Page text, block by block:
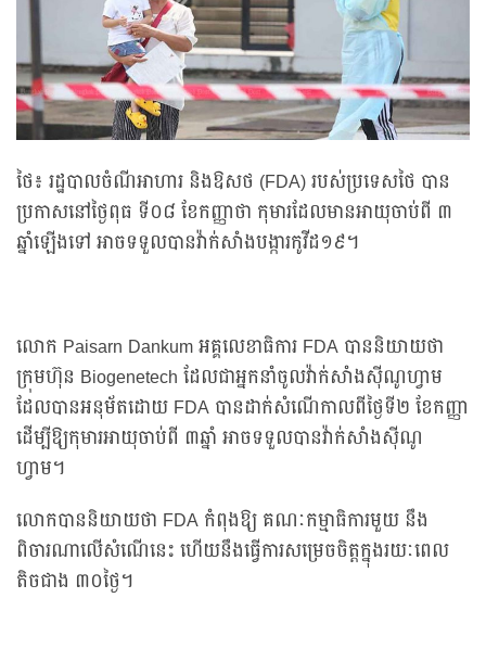
ថៃ៖ រដ្ឋបាលចំណីអាហារ និងឱសថ (FDA) របស់ប្រទេសថៃ បាន
ប្រកាសនៅថ្ងៃពុធ ទី០៨ ខែកញ្ញាថា កុមារដែលមានអាយុចាប់ពី ៣
ឆ្នាំឡើងទៅ អាចទទួលបានវ៉ាក់សាំងបង្ការកូវីដ១៩។
លោក Paisarn Dankum អគ្គលេខាធិការ FDA បាននិយាយថា
ក្រុមហ៊ុន Biogenetech ដែលជាអ្នកនាំចូលវ៉ាក់សាំងស៊ីណូហ្វាម
ដែលបានអនុម័តដោយ FDA បានដាក់សំណើកាលពីថ្ងៃទី២ ខែកញ្ញា
ដើម្បីឱ្យកុមារអាយុចាប់ពី ៣ឆ្នាំ អាចទទួលបានវ៉ាក់សាំងស៊ីណូ
ហ្វាម។
លោកបាននិយាយថា FDA កំពុងឱ្យ គណៈកម្មាធិការមួយ នឹង
ពិចារណាលើសំណើនេះ ហើយនឹងធ្វើការសម្រេចចិត្តក្នុងរយៈពេល
តិចជាង ៣០ថ្ងៃ។